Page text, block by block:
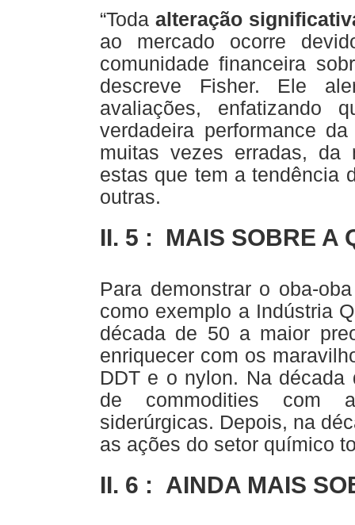
“Toda alteração
ao mercado ocorre
comunidade financeira
descreve Fisher. Ele
avaliações, enfatizando
verdadeira performance
muitas vezes erradas, da
estas que tem a tendência
outras.
II. 5 : MAIS SOBRE A
Para demonstrar o oba-
como exemplo a Indústria
década de 50 a maior
enriquecer com os
DDT e o nylon. Na década
de commodities com
siderúrgicas. Depois, na
as ações do setor químico
II. 6 : AINDA MAIS